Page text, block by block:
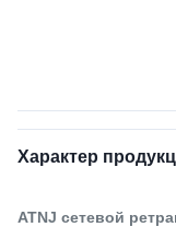
Характер
ATNJ сетевой